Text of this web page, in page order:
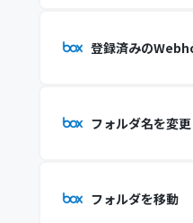
登録済みの
フォルダ名を変更
フォルダを移動